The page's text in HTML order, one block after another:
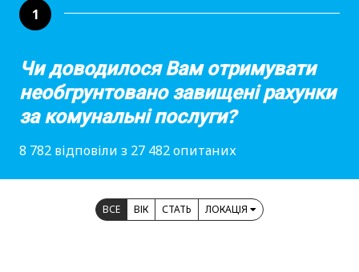
1
Чи доводилося Вам отримувати
необгрунтовано завищені рахунки
за комунальні послуги?
8 782 відповіли з 27 482 опитаних
ВСЕ ВІК СТАТЬ ЛОКАЦІЯ